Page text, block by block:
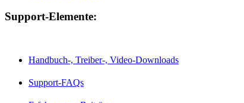
Support-Elemente:
Handbuch-, Treiber-, Video-Downloads
Support-FAQs